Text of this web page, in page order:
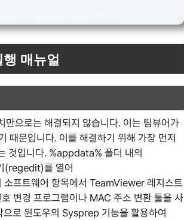
매뉴얼
만으로는 해결되지 않습니다. 이는 팀뷰어가
때문입니다. 이를 해결하기 위해 가장 먼저
것입니다. %appdata% 폴더 내의
(regedit)를 열어
프트웨어 항목에서 TeamViewer 레지스트
변경 프로그램이나 MAC 주소 변환 툴을 사
로 윈도우의 Sysprep 기능을 활용하여